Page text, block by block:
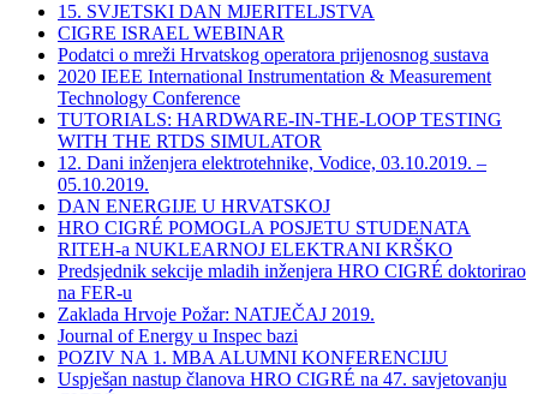
15. SVJETSKI DAN MJERITELJSTVA
CIGRE ISRAEL WEBINAR
Podatci o mreži Hrvatskog operatora prijenosnog sustava
2020 IEEE International Instrumentation & Measurement
Technology Conference
TUTORIALS: HARDWARE-IN-THE-LOOP TESTING
WITH THE RTDS SIMULATOR
12. Dani inženjera elektrotehnike, Vodice, 03.10.2019. –
05.10.2019.
DAN ENERGIJE U HRVATSKOJ
HRO CIGRÉ POMOGLA POSJETU STUDENATA
RITEH-a NUKLEARNOJ ELEKTRANI KRŠKO
Predsjednik sekcije mladih inženjera HRO CIGRÉ doktorirao
na FER-u
Zaklada Hrvoje Požar: NATJEČAJ 2019.
Journal of Energy u Inspec bazi
POZIV NA 1. MBA ALUMNI KONFERENCIJU
Uspješan nastup članova HRO CIGRÉ na 47. savjetovanju